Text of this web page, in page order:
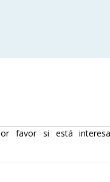
favor si está